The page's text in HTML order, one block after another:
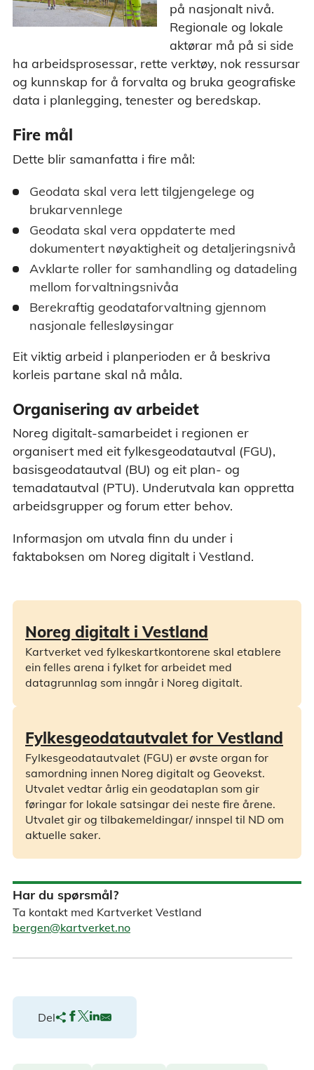
på nasjonalt nivå.
Regionale og lokale
aktørar må på si side
ha arbeidsprosessar, rette verktøy, nok ressursar
og kunnskap for å forvalta og bruka geografiske
data i planlegging, tenester og beredskap.
Fire mål
Dette blir samanfatta i fire mål:
Geodata skal vera lett tilgjengelege og
brukarvennlege
Geodata skal vera oppdaterte med
dokumentert nøyaktigheit og detaljeringsnivå
Avklarte roller for samhandling og datadeling
mellom forvaltningsnivåa
Berekraftig geodataforvaltning gjennom
nasjonale fellesløysingar
Eit viktig arbeid i planperioden er å beskriva
korleis partane skal nå måla.
Organisering av arbeidet
Noreg digitalt-samarbeidet i regionen er
organisert med eit fylkesgeodatautval (FGU),
basisgeodatautval (BU) og eit plan- og
temadatautval (PTU). Underutvala kan oppretta
arbeidsgrupper og forum etter behov.
Informasjon om utvala finn du under i
faktaboksen om Noreg digitalt i Vestland.
Noreg digitalt i Vestland
Kartverket ved fylkeskartkontorene skal etablere
ein felles arena i fylket for arbeidet med
datagrunnlag som inngår i Noreg digitalt.
Fylkesgeodatautvalet for Vestland
Fylkesgeodatautvalet (FGU) er øvste organ for
samordning innen Noreg digitalt og Geovekst.
Utvalet vedtar årlig ein geodataplan som gir
føringar for lokale satsingar dei neste fire årene.
Utvalet gir og tilbakemeldingar/ innspel til ND om
aktuelle saker.
Har du spørsmål?
Ta kontakt med Kartverket Vestland
bergen@kartverket.no
Del